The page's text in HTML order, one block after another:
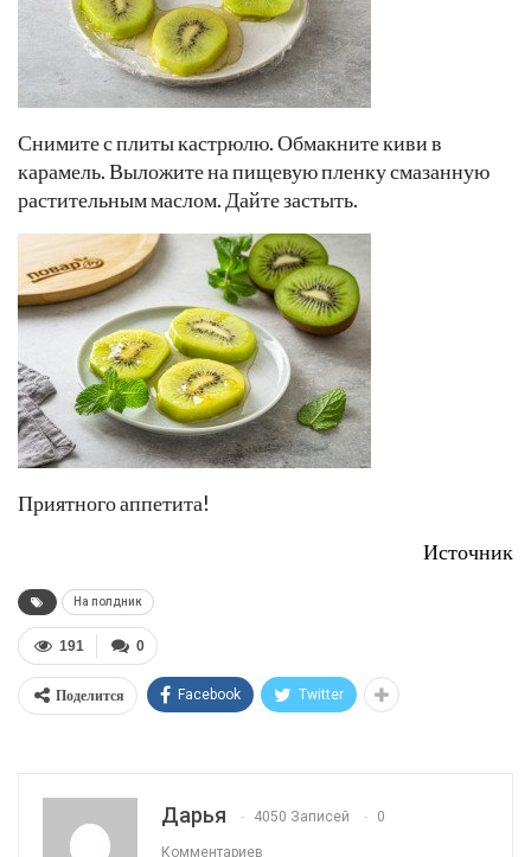
Снимите с плиты кастрюлю. Обмакните киви в
карамель. Выложите на пищевую пленку смазанную
растительным маслом. Дайте застыть.
Приятного аппетита!
Источник
На полдник
0
191
Поделится Facebook Twitter
Дарья 4050 Записей 0
Комментариев